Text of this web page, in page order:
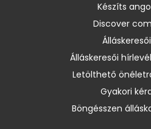
Készíts
Discover
Álláskeresői
Letölthető
Gyakori
Böngésszen